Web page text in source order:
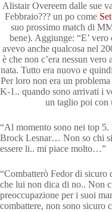
Alistair Overeem dalle sue
Febbraio??? un po come
suo prossimo match di
bene). Aggiunge: “E’
avevo anche qualcosa nel
è che non c’era nessun
nata. Tutto era nuovo e
Per loro non era un
K-1.. quando sono arrivati i
un taglio poi con
“Al momento sono nei top 5.
Brock Lesnar… Non so chi
essere li.. mi piace molto…”
“Combatterò Fedor di sicuro
che lui non dica di no.. Non
preoccupazione per i suoi
combattere, non sono